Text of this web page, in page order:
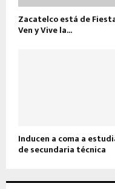
Zacatelco está de
Ven y Vive la...
Inducen a coma a
de secundaria técnica